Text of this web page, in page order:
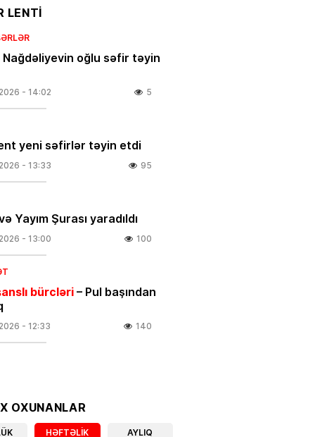
LENTİ
Nağdəliyevin oğlu səfir təyin
- 14:02 5
yeni səfirlər təyin etdi
- 13:33 95
Yayım Şurası yaradıldı
- 13:00 100
bürcləri– Pul başından
- 12:33 140
OXUNANLAR
HƏFTƏLIK AYLIQ